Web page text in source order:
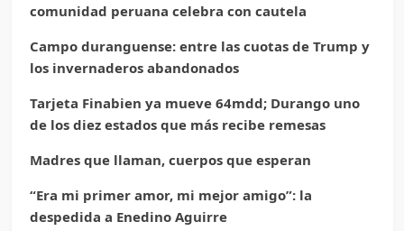
comunidad peruana celebra con cautela
Campo duranguense: entre las cuotas de Trump y
los invernaderos abandonados
Tarjeta Finabien ya mueve 64mdd; Durango uno
de los diez estados que más recibe remesas
Madres que llaman, cuerpos que esperan
“Era mi primer amor, mi mejor amigo”: la
despedida a Enedino Aguirre